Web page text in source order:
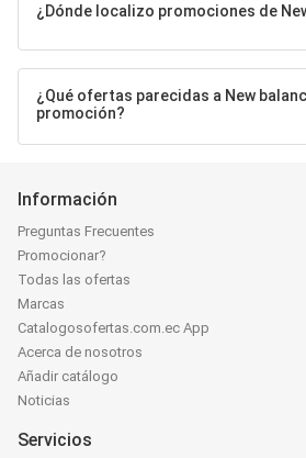
¿Dónde localizo promociones de
¿Qué ofertas parecidas a New
promoción?
Información
Preguntas Frecuentes
Promocionar?
Todas las ofertas
Marcas
Catalogosofertas.com.ec App
Acerca de nosotros
Añadir catálogo
Noticias
Servicios